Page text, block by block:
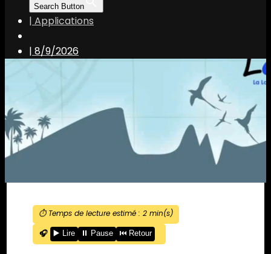
Search Button
| Applications
| 8/9/2026
⏱️ Temps de lecture estimé : 2min(s)
🎧
▶️ Lire ⏸️ Pause ⏮️ Retour